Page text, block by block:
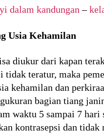
dalam kandungan –
Usia Kehamilan
diukur dari kapan
teratur, maka
kehamilan dan
bagian tiang
waktu 5 sampai 7 hari
kontrasepsi dan